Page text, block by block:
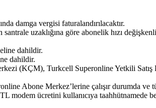
damga vergisi faturalandırılacaktır.
uzaklığına göre abonelik hızı
dahildir.
dahildir.
(KÇM), Turkcell Superonline Yetkili Satış
Abone Merkez’lerine çalışır durumda ve
modem ücretini kullanıcıya taahhütnamede